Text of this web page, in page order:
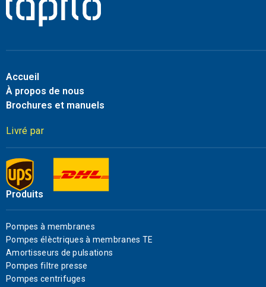
Accueil
À propos de nous
Brochures et manuels
Livré par
Produits
Pompes à membranes
Pompes élèctriques à membranes TE
Amortisseurs de pulsations
Pompes filtre presse
Pompes centrifuges